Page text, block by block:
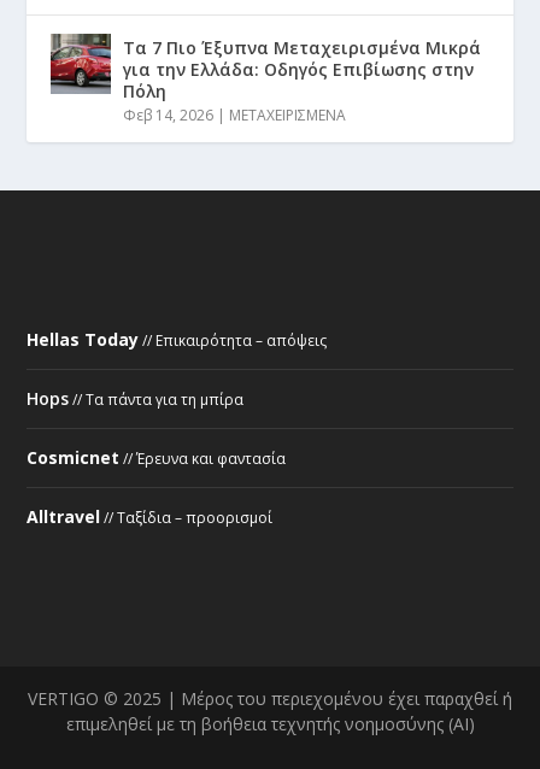
Τα 7 Πιο Έξυπνα Μεταχειρισμένα Μικρά
για την Ελλάδα: Οδηγός Επιβίωσης στην
Πόλη
Φεβ 14, 2026 | ΜΕΤΑΧΕΙΡΙΣΜΕΝΑ
Hellas Today// Επικαιρότητα – απόψεις
Hops// Τα πάντα για τη μπίρα
Cosmicnet // Έρευνα και φαντασία
Alltravel// Ταξίδια – προορισμοί
VERTIGO © 2025 | Μέρος του περιεχομένου έχει παραχθεί ή
επιμεληθεί με τη βοήθεια τεχνητής νοημοσύνης (AI)